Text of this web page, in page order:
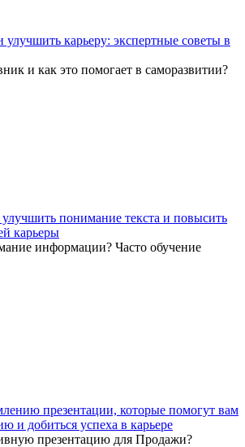
улучшить карьеру: экспертные советы в
и как это помогает в саморазвитии?
понимание текста и повысить
карьеры
информации? Часто обучение
презентации, которые помогут вам
и добиться успеха в карьере
презентацию для Продажи?